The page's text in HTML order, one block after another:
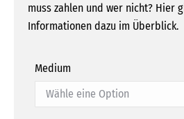
muss zahlen und wer nicht? Hier
Informationen dazu im Überblick.
Medium